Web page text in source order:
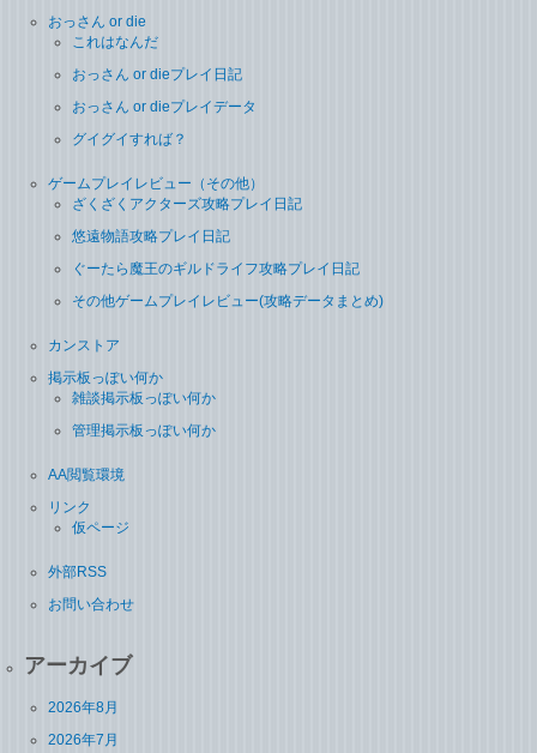
おっさん or die
これはなんだ
おっさん or dieプレイ日記
おっさん or dieプレイデータ
グイグイすれば？
ゲームプレイレビュー（その他）
ざくざくアクターズ攻略プレイ日記
悠遠物語攻略プレイ日記
ぐーたら魔王のギルドライフ攻略プレイ日記
その他ゲームプレイレビュー(攻略データまとめ)
カンストア
掲示板っぽい何か
雑談掲示板っぽい何か
管理掲示板っぽい何か
AA閲覧環境
リンク
仮ページ
外部RSS
お問い合わせ
アーカイブ
2026年8月
2026年7月